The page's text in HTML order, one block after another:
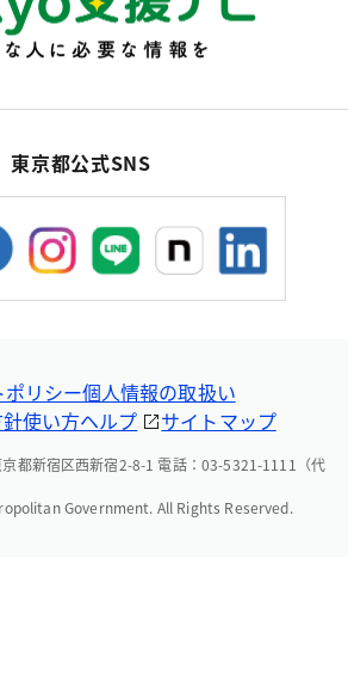
東京都公式SNS
ポリシー個人情報の取扱い
使い方ヘルプ サイトマップ
都新宿区西新宿2-8-1 電話：03-5321-1111（代
Government. All Rights Reserved.